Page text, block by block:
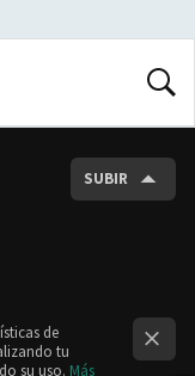
SUBIR
de
tu
su uso. Más